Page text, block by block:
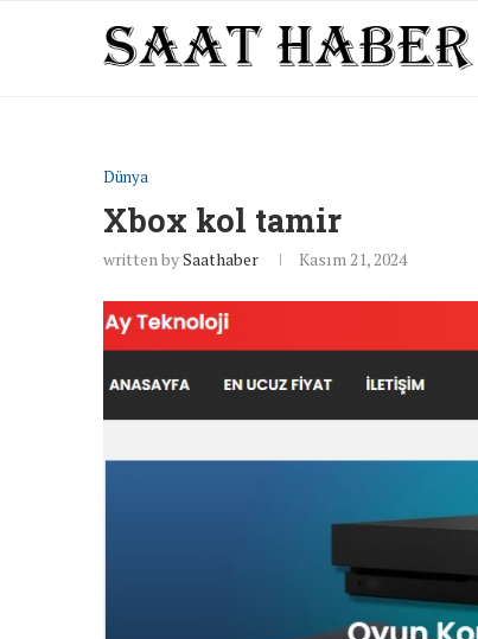
Dünya
Xbox kol tamir
written bySaathaber Kasım 21, 2024